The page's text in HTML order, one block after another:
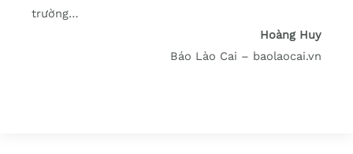
trường…
Hoàng Huy
Báo Lào Cai – baolaocai.vn